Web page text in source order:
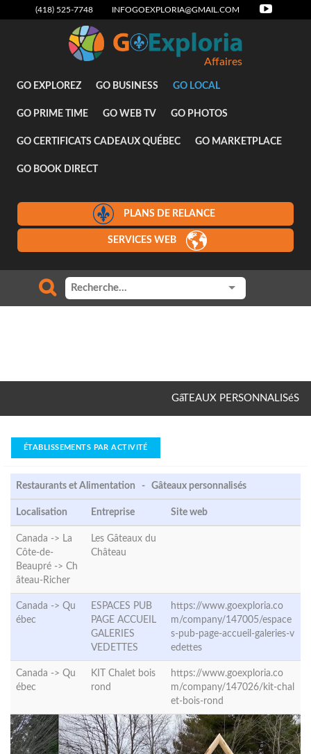
(418) 525-7748 INFOGOEXPLORIA@GMAIL.COM
Affaires
GO EXPLOREZ GO BUSINESS GO LOCAL
GO PRIME TIME GO WEB TV GO PHOTOS
GO CERTIFICATS CADEAUX QUÉBEC GO MARKETPLACE
GO BOOK DIRECT
PLANS DE RELANCE
SERVICES WEB
GâTEAUX PERSONNALISéS
ÉTABLISSEMENTS PAR ACTIVITÉ
Restaurants et Alimentation - Gâteaux personnalisés
Localisation Entreprise Site web
Canada -> La
Côte-de-
Beaupré -> Ch
âteau-Richer
Les Gâteaux du
Château
Canada -> Qu
ébec
ESPACES PUB
PAGE ACCUEIL
GALERIES
VEDETTES
https://www.goexploria.co
m/company/147005/espace
s-pub-page-accueil-galeries-v
edettes
Canada -> Qu
ébec
KIT Chalet bois
rond
https://www.goexploria.co
m/company/147026/kit-chal
et-bois-rond